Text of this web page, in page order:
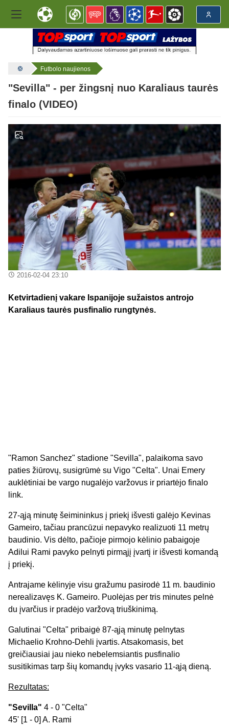
Futbolo naujienos
"Sevilla" - per žingsnį nuo Karaliaus taurės
finalo (VIDEO)
2016-02-04 23:10
Ketvirtadienį vakare Ispanijoje sužaistos antrojo
Karaliaus taurės pusfinalio rungtynės.
"Ramon Sanchez" stadione "Sevilla", palaikoma savo
paties žiūrovų, susigrūmė su Vigo "Celta". Unai Emery
auklėtiniai be vargo nugalėjo varžovus ir priartėjo finalo
link.
27-ąją minutę šeimininkus į priekį išvesti galėjo Kevinas
Gameiro, tačiau prancūzui nepavyko realizuoti 11 metrų
baudinio. Vis dėlto, pačioje pirmojo kėlinio pabaigoje
Adilui Rami pavyko pelnyti pirmąjį įvartį ir išvesti komandą
į priekį.
Antrajame kėlinyje visu gražumu pasirodė 11 m. baudinio
nerealizavęs K. Gameiro. Puolėjas per tris minutes pelnė
du įvarčius ir pradėjo varžovą triuškinimą.
Galutinai "Celta" pribaigė 87-ąją minutę pelnytas
Michaelio Krohno-Dehli įvartis. Atsakomasis, bet
greičiausiai jau nieko nebelemsiantis pusfinalio
susitikimas tarp šių komandų įvyks vasario 11-ąją dieną.
Rezultatas:
"Sevilla" 4 - 0 "Celta"
45' [1 - 0] A. Rami